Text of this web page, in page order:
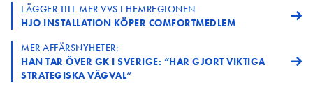
LÄGGER TILL MER VVS I HEMREGIONEN
HJO INSTALLATION KÖPER COMFORTMEDLEM
MER AFFÄRSNYHETER:
HAN TAR ÖVER GK I SVERIGE: “HAR GJORT VIKTIGA
STRATEGISKA VÄGVAL”